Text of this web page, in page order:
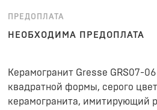
ПРЕДОПЛАТА
НЕОБХОДИМА ПРЕДОПЛАТА
Керамогранит Gresse GRS07-
квадратной формы, серого
керамогранита, имитирующий